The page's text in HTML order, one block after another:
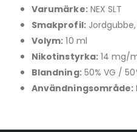
Varumärke:NEX SLT
Smakprofil:
Volym: 10 ml
Nikotinstyrka:14 mg/
Blandning:50% VG /
Användningsområde: